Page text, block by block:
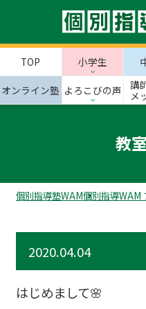
TOP 小学生
オンライン塾 よろこびの声
講
メ
教
個別指導塾WAM個別指導WAM
2020.04.04
はじめまして🌸